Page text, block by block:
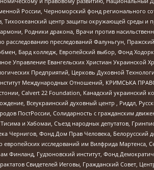
России, Черноморский фонд регионального
центр защиты окружающей среды и
Родники дракона, Врачи против
преследований Фалуньгун,
Бард колледж, Европейский выбор, Фонд
Управление Евангельских Христиан Украинской
Предприятий, Церковь Духовной
Международных Отношений, КРИМСЬКА
Calvert 22 Foundation, Канадский украинский
Всеукраинский духовный центр , Риддл,
ПостРоссии, Солидарность с гражданским
и Хабомаи, Съезд народных депутатов,
Чернигов, Фонд Дом Прав Человека, Белорусский
исследований им Вилфрида Мартенса,
Финланд, Гудзоновский институт, Фонд
Свидетелей Иеговы, Гражданский Совет,